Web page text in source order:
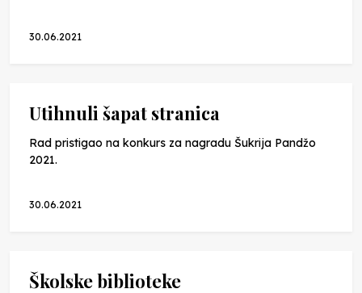
30.06.2021
Utihnuli šapat stranica
Rad pristigao na konkurs za nagradu Šukrija Pandžo
2021.
30.06.2021
Školske biblioteke